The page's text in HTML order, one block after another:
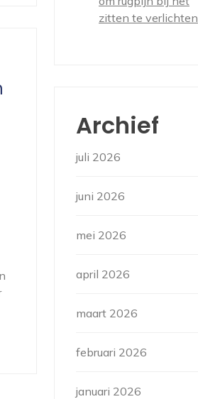
zitten te verlichten
Archief
juli 2026
juni 2026
mei 2026
april 2026
maart 2026
februari 2026
januari 2026